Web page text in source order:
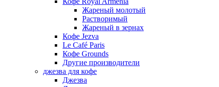
Жареный молотый
Растворимый
Жареный в зернах
Кофе Jezva
Le Café Paris
Кофе Grounds
Другие производители
джезва для кофе
Джезва